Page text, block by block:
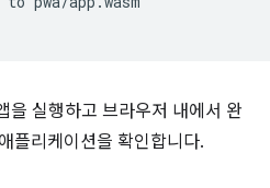
을 실행하고 브라우저 내에서 완
플리케이션을 확인합니다.